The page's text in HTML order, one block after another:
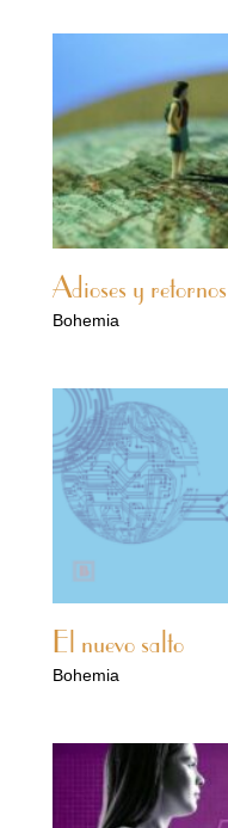
Adioses y retornos
Bohemia
El nuevo salto
Bohemia